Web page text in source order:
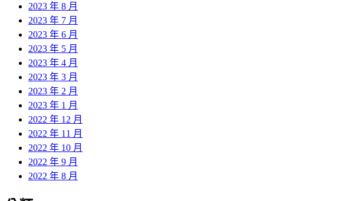
2023 年 8 月
2023 年 7 月
2023 年 6 月
2023 年 5 月
2023 年 4 月
2023 年 3 月
2023 年 2 月
2023 年 1 月
2022 年 12 月
2022 年 11 月
2022 年 10 月
2022 年 9 月
2022 年 8 月